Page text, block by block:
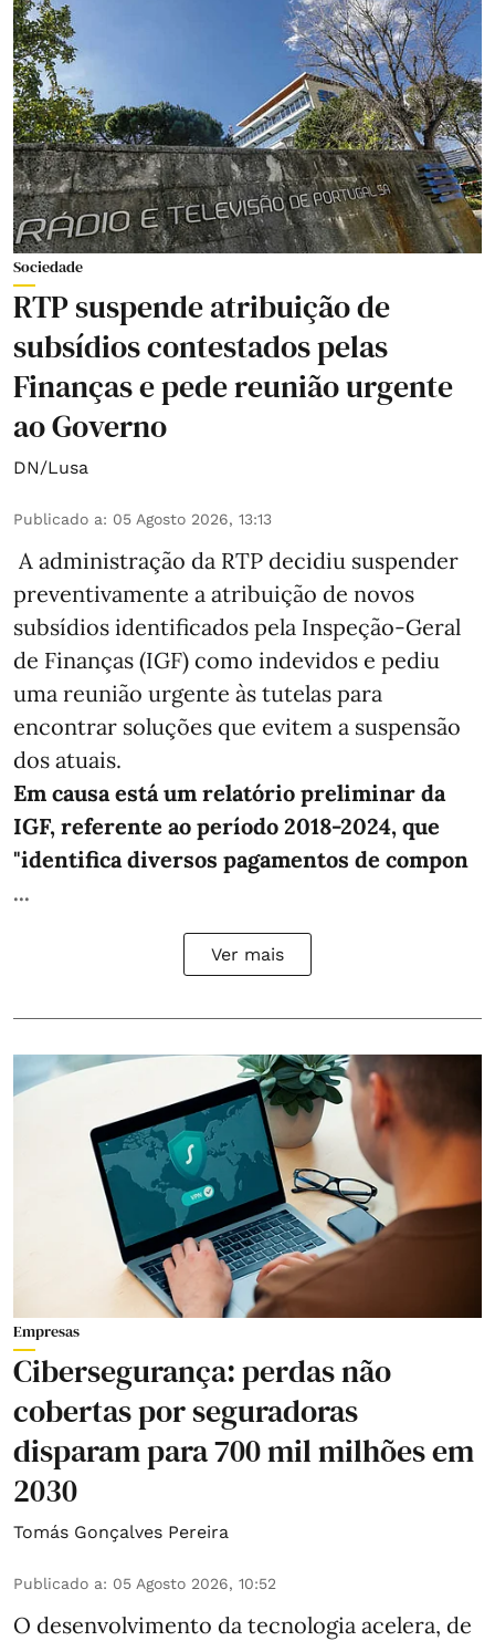
Sociedade
RTP suspende atribuição de
subsídios contestados pelas
Finanças e pede reunião urgente
ao Governo
DN/Lusa
Publicado a: 05 Agosto 2026, 13:13
A administração da RTP decidiu suspender
preventivamente a atribuição de novos
subsídios identificados pela Inspeção-Geral
de Finanças (IGF) como indevidos e pediu
uma reunião urgente às tutelas para
encontrar soluções que evitem a suspensão
dos atuais.
Em causa está um relatório preliminar da
IGF, referente ao período 2018-2024, que
"identifica diversos pagamentos de compon
...
Ver mais
Empresas
Cibersegurança: perdas não
cobertas por seguradoras
disparam para 700 mil milhões em
2030
Tomás Gonçalves Pereira
Publicado a: 05 Agosto 2026, 10:52
O desenvolvimento da tecnologia acelera, de